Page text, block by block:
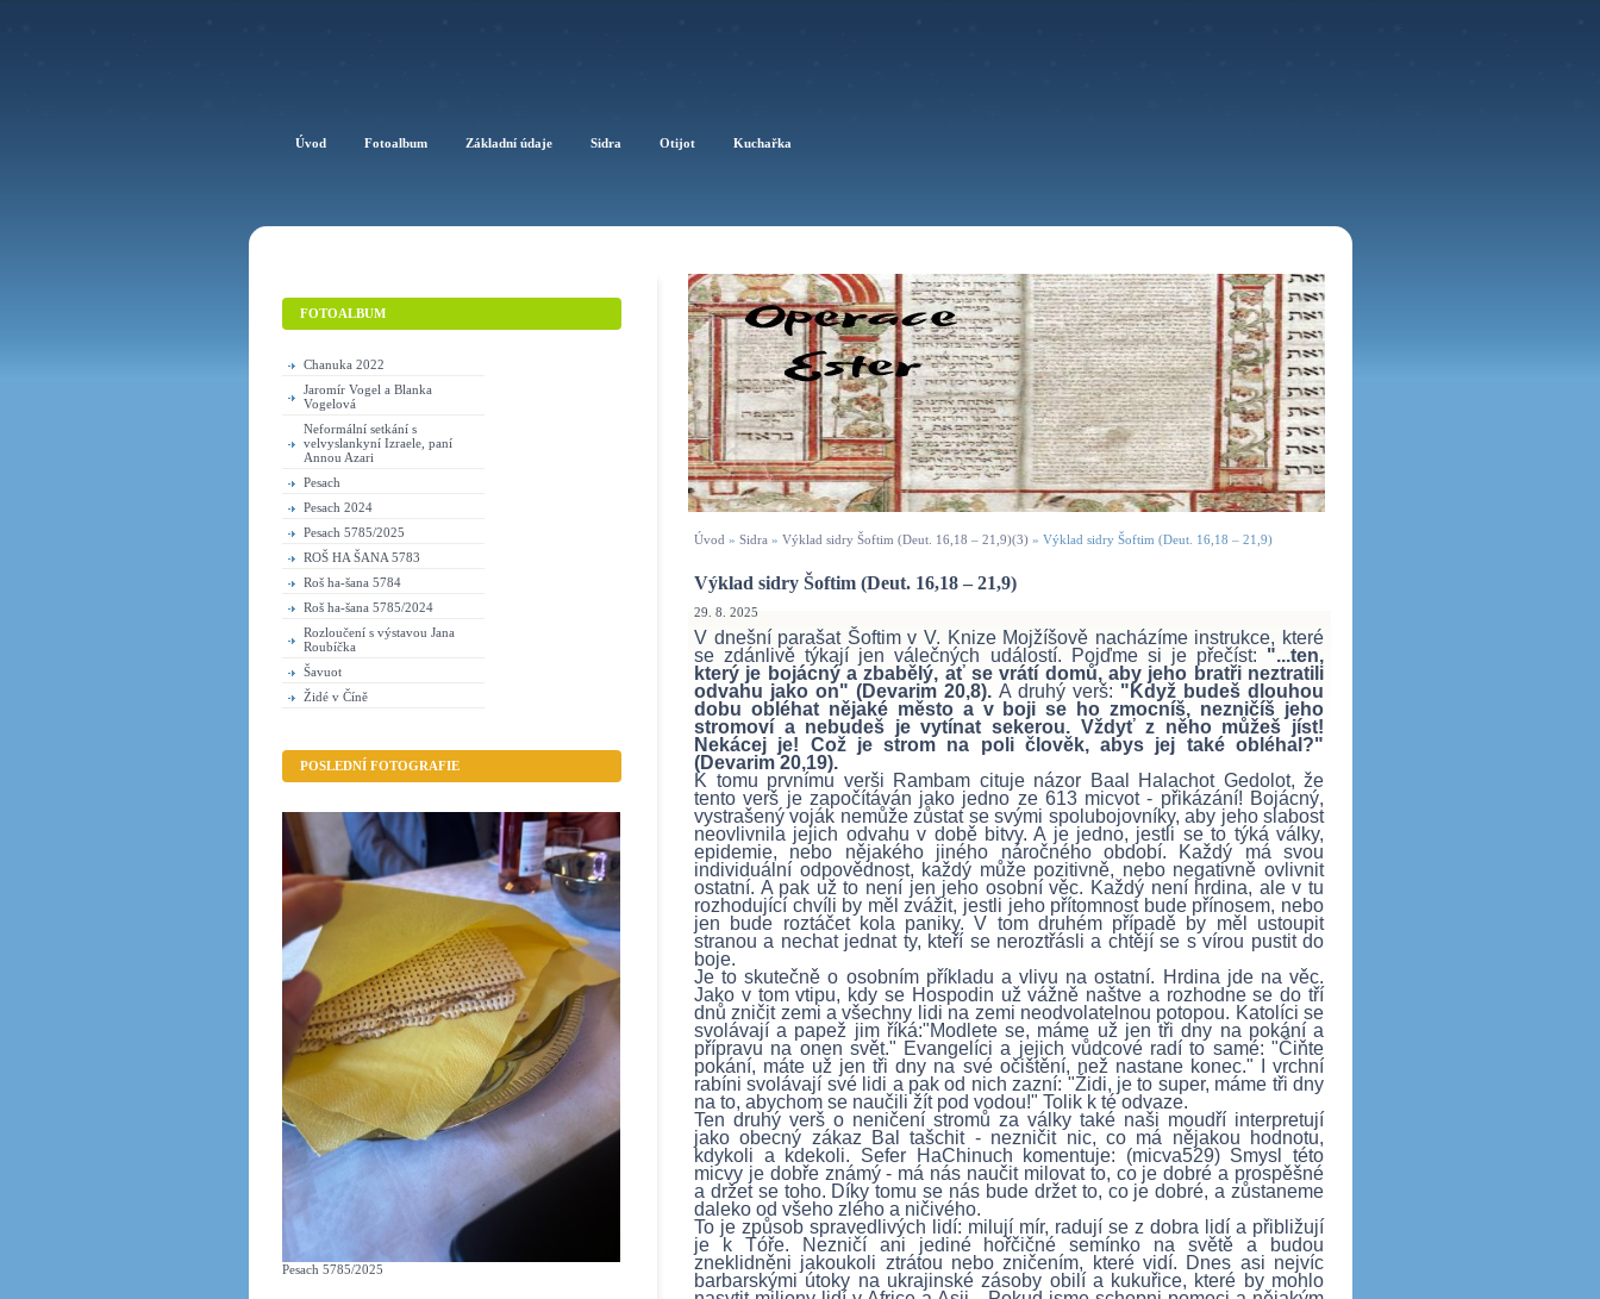
Úvod » Sidra » Výklad sidry Šoftim (Deut. 16,18 – 21,9)(3) » Výklad sidry Šoftim (Deut. 16,18 – 21,9)
Výklad sidry Šoftim (Deut. 16,18 – 21,9)
29. 8. 2025
V dnešní parašat Šoftim v V. Knize Mojžíšově nacházíme instrukce, které
se zdánlivě týkají jen válečných událostí. Pojďme si je přečíst: "...ten,
který je bojácný a zbabělý, ať se vrátí domů, aby jeho bratři neztratili
odvahu jako on" (Devarim 20,8). A druhý verš: "Když budeš dlouhou
dobu obléhat nějaké město a v boji se ho zmocníš, nezničíš jeho
stromoví a nebudeš je vytínat sekerou. Vždyť z něho můžeš jíst!
Nekácej je! Což je strom na poli člověk, abys jej také obléhal?"
(Devarim 20,19).
K tomu prvnímu verši Rambam cituje názor Baal Halachot Gedolot, že
tento verš je započítáván jako jedno ze 613 micvot - přikázání! Bojácný,
vystrašený voják nemůže zůstat se svými spolubojovníky, aby jeho slabost
neovlivnila jejich odvahu v době bitvy. A je jedno, jestli se to týká války,
epidemie, nebo nějakého jiného náročného období. Každý má svou
individuální odpovědnost, každý může pozitivně, nebo negativně ovlivnit
ostatní. A pak už to není jen jeho osobní věc. Každý není hrdina, ale v tu
rozhodující chvíli by měl zvážit, jestli jeho přítomnost bude přínosem, nebo
jen bude roztáčet kola paniky. V tom druhém případě by měl ustoupit
stranou a nechat jednat ty, kteří se neroztřásli a chtějí se s vírou pustit do
boje.
Je to skutečně o osobním příkladu a vlivu na ostatní. Hrdina jde na věc.
Jako v tom vtipu, kdy se Hospodin už vážně naštve a rozhodne se do tří
dnů zničit zemi a všechny lidi na zemi neodvolatelnou potopou. Katolíci se
svolávají a papež jim říká:"Modlete se, máme už jen tři dny na pokání a
přípravu na onen svět." Evangelíci a jejich vůdcové radí to samé: "Čiňte
pokání, máte už jen tři dny na své očištění, než nastane konec." I vrchní
rabíni svolávají své lidi a pak od nich zazní: "Židi, je to super, máme tři dny
na to, abychom se naučili žít pod vodou!" Tolik k té odvaze.
Ten druhý verš o neničení stromů za války také naši moudří interpretují
jako obecný zákaz Bal tašchit - nezničit nic, co má nějakou hodnotu,
kdykoli a kdekoli. Sefer HaChinuch komentuje: (micva529) Smysl této
micvy je dobře známý - má nás naučit milovat to, co je dobré a prospěšné
a držet se toho. Díky tomu se nás bude držet to, co je dobré, a zůstaneme
daleko od všeho zlého a ničivého.
To je způsob spravedlivých lidí: milují mír, radují se z dobra lidí a přibližují
je k Tóře. Nezničí ani jediné hořčičné semínko na světě a budou
zneklidněni jakoukoli ztrátou nebo zničením, které vidí. Dnes asi nejvíc
barbarskými útoky na ukrajinské zásoby obilí a kukuřice, které by mohlo
Úvod Fotoalbum Základní údaje Sidra Otijot Kuchařka
FOTOALBUM
Chanuka 2022
Jaromír Vogel a Blanka
Vogelová
Neformální setkání s
velvyslankyní Izraele, paní
Annou Azari
Pesach
Pesach 2024
Pesach 5785/2025
ROŠ HA ŠANA 5783
Roš ha-šana 5784
Roš ha-šana 5785/2024
Rozloučení s výstavou Jana
Roubíčka
Šavuot
Židé v Číně
POSLEDNÍ FOTOGRAFIE
Pesach 5785/2025